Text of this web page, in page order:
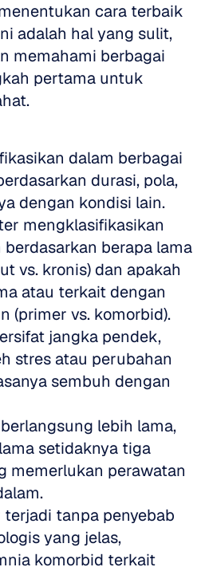
cara terbaik
adalah hal yang sulit,
memahami berbagai
pertama untuk
dalam berbagai
durasi, pola,
dengan kondisi lain.
mengklasifikasikan
berapa lama
vs. kronis) dan apakah
atau terkait dengan
(primer vs. komorbid).
jangka pendek,
stres atau perubahan
sembuh dengan
lebih lama,
setidaknya tiga
memerlukan perawatan
tanpa penyebab
yang jelas,
komorbid terkait